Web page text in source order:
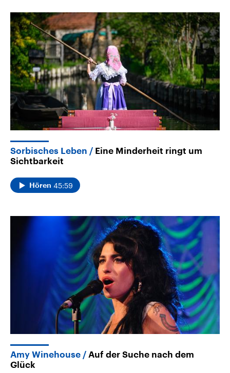
Sorbisches Leben
Eine Minderheit ringt um
Sichtbarkeit
Hören 45:59
Amy Winehouse
Auf der Suche nach dem
Glück